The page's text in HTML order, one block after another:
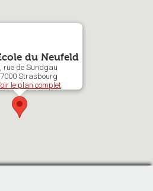
du Neufeld
rue de Sundgau
Strasbourg
le plan complet